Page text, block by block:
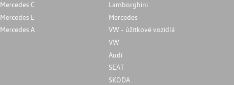
Mercedes C
Mercedes E
Mercedes A
Lamborghini
Mercedes
VW - úžitkové vozidlá
VW
Audi
SEAT
SKODA